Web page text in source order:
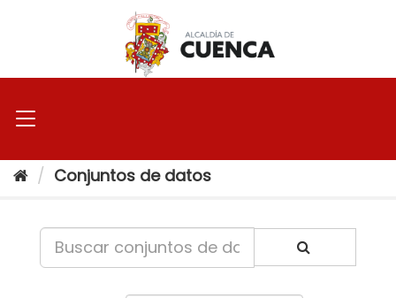
Conjuntos de datos